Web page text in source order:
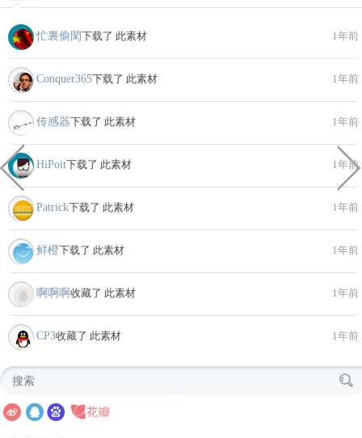
忙裏偷閑下载了 此素材 1年前
Conquer365下载了 此素材 1年前
传感器下载了 此素材 1年前
HiPoit下载了 此素材 1年前
Patrick下载了 此素材 1年前
鲜橙下载了 此素材 1年前
啊啊啊 收藏了 此素材 1年前
CP3收藏了 此素材 1年前